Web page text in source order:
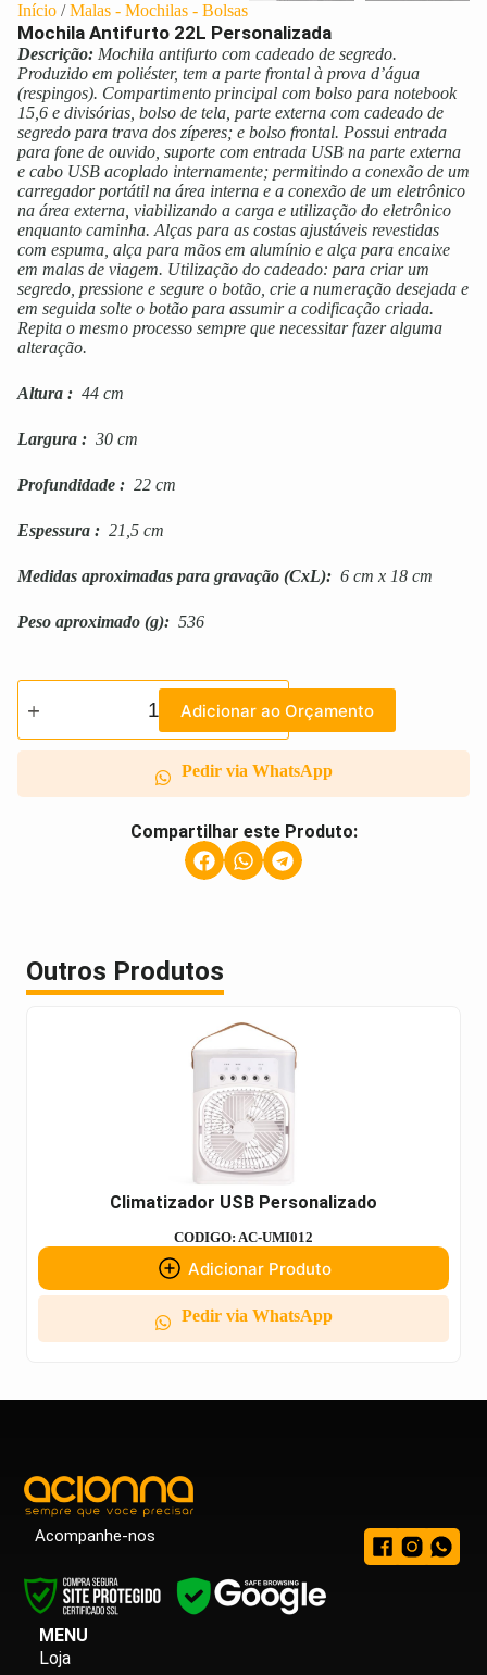
Início /Malas - Mochilas - Bolsas
Mochila Antifurto 22L Personalizada
Descrição: Mochila antifurto com cadeado de segredo.
Produzido em poliéster, tem a parte frontal à prova d’água
(respingos). Compartimento principal com bolso para notebook
15,6 e divisórias, bolso de tela, parte externa com cadeado de
segredo para trava dos zíperes; e bolso frontal. Possui entrada
para fone de ouvido, suporte com entrada USB na parte externa
e cabo USB acoplado internamente; permitindo a conexão de um
carregador portátil na área interna e a conexão de um eletrônico
na área externa, viabilizando a carga e utilização do eletrônico
enquanto caminha. Alças para as costas ajustáveis revestidas
com espuma, alça para mãos em alumínio e alça para encaixe
em malas de viagem. Utilização do cadeado: para criar um
segredo, pressione e segure o botão, crie a numeração desejada e
em seguida solte o botão para assumir a codificação criada.
Repita o mesmo processo sempre que necessitar fazer alguma
alteração.
Altura : 44 cm
Largura : 30 cm
Profundidade : 22 cm
Espessura : 21,5 cm
Medidas aproximadas para gravação (CxL): 6 cm x 18 cm
Peso aproximado (g): 536
Adicionar ao Orçamento
Pedir via WhatsApp
Compartilhar este Produto:
Outros Produtos
Climatizador USB Personalizado
CODIGO: AC-UMI012
Adicionar Produto
Pedir via WhatsApp
Acompanhe-nos
MENU
Loja